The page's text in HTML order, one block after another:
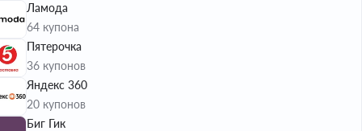
Ламода
64 купона
Пятерочка
36 купонов
Яндекс 360
20 купонов
Биг Гик